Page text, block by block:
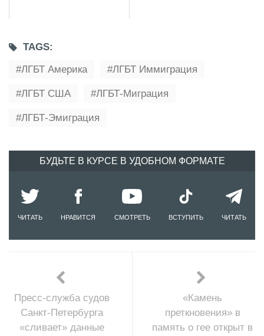
TAGS:
ЛГБТ Америка
ЛГБТ Иммиграция
ЛГБТ США ЛГБТ-Миграция
ЛГБТ-Эмиграция
БУДЬТЕ В КУРСЕ В УДОБНОМ ФОРМАТЕ
ЧИТАТЬ НРАВИТСЯ СМОТРЕТЬ ВСТУПИТЬ ЧИТАТЬ
Пресс-служба судов
Санкт-Петербурга
«сливает» данные
«Камень
преткновения» в
память о гее открыт в